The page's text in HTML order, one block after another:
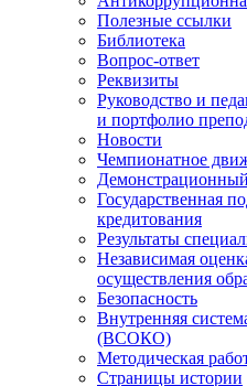
Полезные ссылки
Библиотека
Вопрос-ответ
Реквизиты
Руководство и
и портфолио
Новости
Чемпионатное
Государственная
кредитования
Результаты
Независимая
осуществления
Безопасность
Внутренняя
(ВСОКО)
Методическая
Страницы истории